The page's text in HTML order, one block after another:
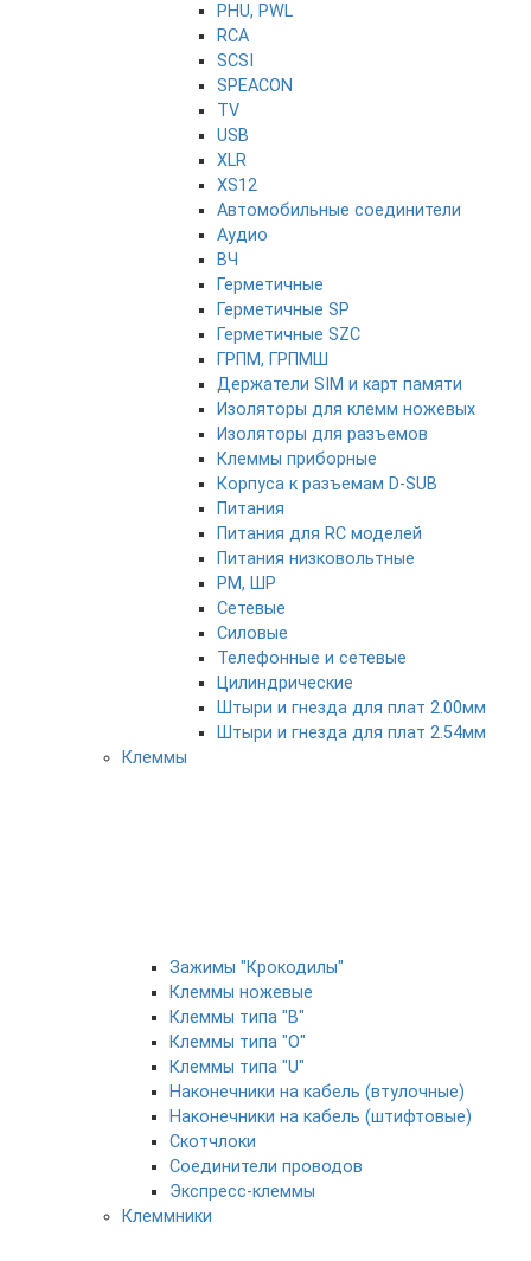
PHU, PWL
RCA
SCSI
SPEACON
TV
USB
XLR
XS12
Автомобильные соединители
Аудио
ВЧ
Герметичные
Герметичные SP
Герметичные SZC
ГРПМ, ГРПМШ
Держатели SIM и карт памяти
Изоляторы для клемм ножевых
Изоляторы для разъемов
Клеммы приборные
Корпуса к разъемам D-SUB
Питания
Питания для RC моделей
Питания низковольтные
РМ, ШР
Сетевые
Силовые
Телефонные и сетевые
Цилиндрические
Штыри и гнезда для плат 2.00мм
Штыри и гнезда для плат 2.54мм
Клеммы
Зажимы "Крокодилы"
Клеммы ножевые
Клеммы типа "B"
Клеммы типа "O"
Клеммы типа "U"
Наконечники на кабель (втулочные)
Наконечники на кабель (штифтовые)
Скотчлоки
Соединители проводов
Экспресс-клеммы
Клеммники